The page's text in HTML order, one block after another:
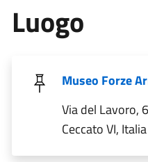
Luogo
Museo Forze
Via del Lavoro,
Ceccato VI, Italia